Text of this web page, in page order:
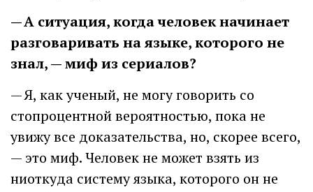
— А ситуация, когда человек начинает
разговаривать на языке, которого не
знал, — миф из сериалов?
— Я, как ученый, не могу говорить со
стопроцентной вероятностью, пока не
увижу все доказательства, но, скорее всего,
— это миф. Человек не может взять из
ниоткуда систему языка, которого он не